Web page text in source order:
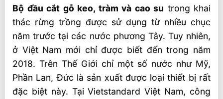
Bộ đầu cắt gỗ keo, tràm và cao su trong khai
thác rừng trồng được sử dụng từ nhiều chục
năm trước tại các nước phương Tây. Tuy nhiên,
ở Việt Nam mới chỉ được biết đến trong năm
2018. Trên Thế Giới chỉ một số nước như Mỹ,
Phần Lan, Đức là sản xuất được loại thiết bị rất
đặc biệt này. Tại Vietstandard Việt Nam, công